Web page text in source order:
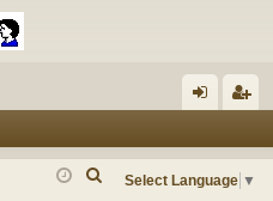
m ist
Select Language ▼